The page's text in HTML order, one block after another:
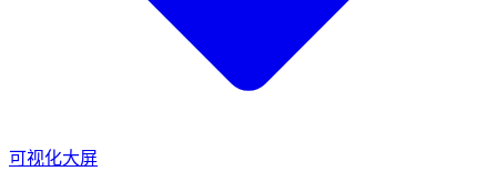
可视化大屏